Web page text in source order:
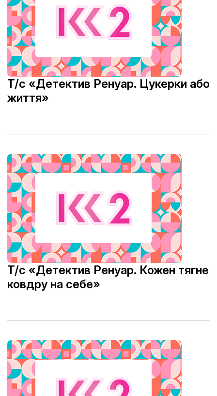
Т/с «Детектив Ренуар. Цукерки або
життя»
Т/с «Детектив Ренуар. Кожен тягне
ковдру на себе»